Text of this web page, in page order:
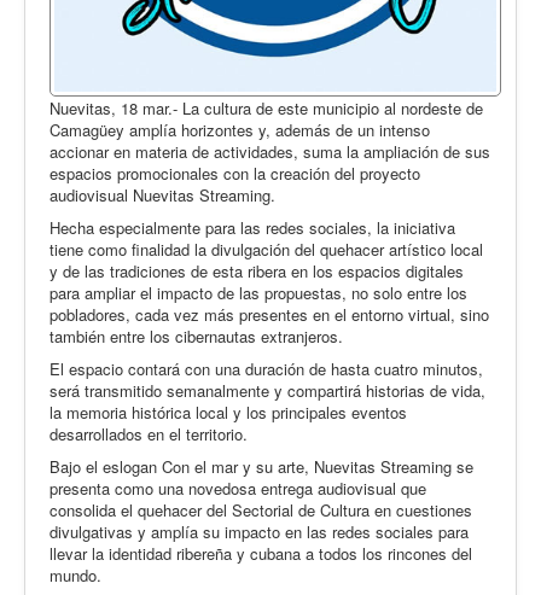
Nuevitas, 18 mar.- La cultura de este municipio al nordeste de
Camagüey amplía horizontes y, además de un intenso
accionar en materia de actividades, suma la ampliación de sus
espacios promocionales con la creación del proyecto
audiovisual Nuevitas Streaming.
Hecha especialmente para las redes sociales, la iniciativa
tiene como finalidad la divulgación del quehacer artístico local
y de las tradiciones de esta ribera en los espacios digitales
para ampliar el impacto de las propuestas, no solo entre los
pobladores, cada vez más presentes en el entorno virtual, sino
también entre los cibernautas extranjeros.
El espacio contará con una duración de hasta cuatro minutos,
será transmitido semanalmente y compartirá historias de vida,
la memoria histórica local y los principales eventos
desarrollados en el territorio.
Bajo el eslogan Con el mar y su arte, Nuevitas Streaming se
presenta como una novedosa entrega audiovisual que
consolida el quehacer del Sectorial de Cultura en cuestiones
divulgativas y amplía su impacto en las redes sociales para
llevar la identidad ribereña y cubana a todos los rincones del
mundo.